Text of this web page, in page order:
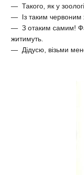
— Такого, як у
— Із таким червоним
— З отаким самим!
житимуть.
— Дідусю, візьми